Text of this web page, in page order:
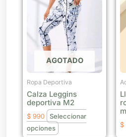
producto
AGOTADO
Ropa Deportiva
Calza Leggins
deportiva M2
$ 990
Seleccionar
opciones
producto
tiene
múltiples
variantes.
Las
opciones
se
pueden
elegir
en
$